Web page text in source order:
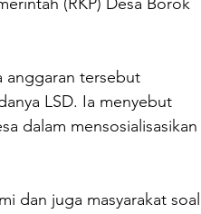
anggaran tersebut
LSD. Ia menyebut
dalam mensosialisasikan
dan juga masyarakat soal